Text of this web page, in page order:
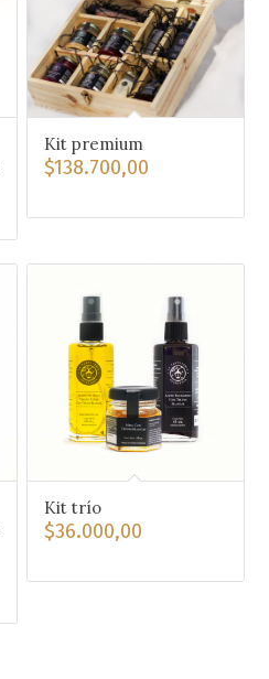
Kit premium
$138.700,00
Kit trío
$36.000,00